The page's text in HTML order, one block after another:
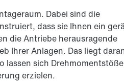
Dabei sind die
dass sie Ihnen ein
die Antriebe herausragende
Ihrer Anlagen. Das liegt
sich
erzielen.